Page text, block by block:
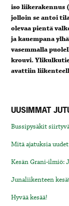
iso liikerakennus
jolloin se antoi
olevaa pientä
ja kauempana
vasemmalla
krouvi.
avattiin
UUSIMMAT
Bussipysäkit
Mitä ajatuksia
Kesän Grani-ilmiö:
Junaliikenteen
Hyvää kesää!